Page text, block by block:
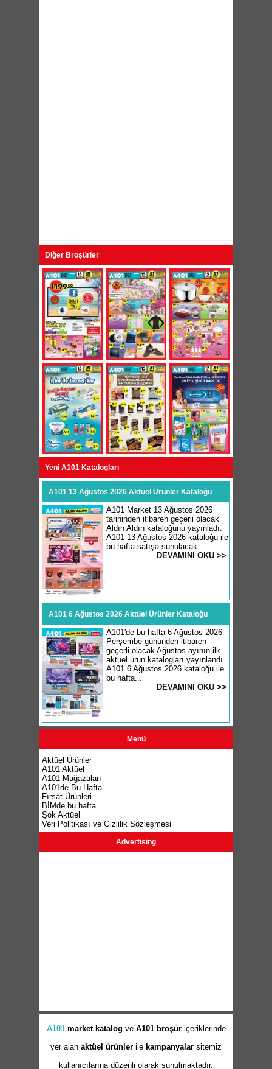
Diğer Broşürler
Yeni A101 Katalogları
A101 13 Ağustos 2026 Aktüel Ürünler Kataloğu
A101 Market 13 Ağustos 2026
tarihinden itibaren geçerli olacak
Aldın Aldın kataloğunu yayınladı.
A101 13 Ağustos 2026 kataloğu ile
bu hafta satışa sunulacak...
DEVAMINI OKU >>
A101 6 Ağustos 2026 Aktüel Ürünler Kataloğu
A101'de bu hafta 6 Ağustos 2026
Perşembe gününden itibaren
geçerli olacak Ağustos ayının ilk
aktüel ürün katalogları yayınlandı.
A101 6 Ağustos 2026 kataloğu ile
bu hafta...
DEVAMINI OKU >>
Menü
Aktüel Ürünler
A101 Aktüel
A101 Mağazaları
A101de Bu Hafta
Fırsat Ürünleri
BİMde bu hafta
Şok Aktüel
Veri Politikası ve Gizlilik Sözleşmesi
Advertising
A101 market katalog ve A101 broşüriçeriklerinde
yer alan aktüel ürünler ile kampanyalar sitemiz
kullanıcılarına düzenli olarak sunulmaktadır.